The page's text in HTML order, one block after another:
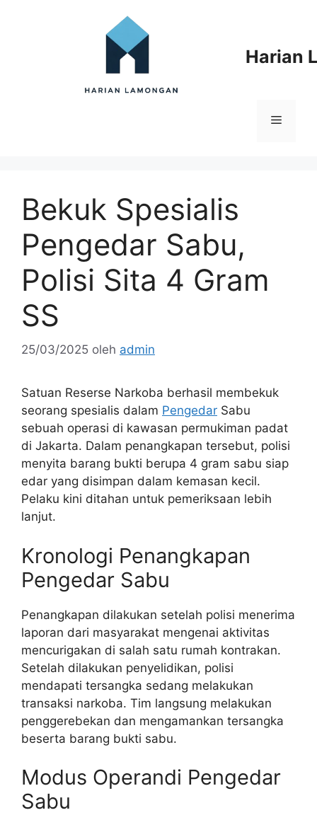
Harian
Menu
Bekuk Spesialis
Pengedar Sabu,
Polisi Sita 4 Gram
SS
25/03/2025 oleh admin
Satuan Reserse Narkoba berhasil membekuk
seorang spesialis dalam Pengedar Sabu
sebuah operasi di kawasan permukiman padat
di Jakarta. Dalam penangkapan tersebut, polisi
menyita barang bukti berupa 4 gram sabu siap
edar yang disimpan dalam kemasan kecil.
Pelaku kini ditahan untuk pemeriksaan lebih
lanjut.
Kronologi Penangkapan
Pengedar Sabu
Penangkapan dilakukan setelah polisi menerima
laporan dari masyarakat mengenai aktivitas
mencurigakan di salah satu rumah kontrakan.
Setelah dilakukan penyelidikan, polisi
mendapati tersangka sedang melakukan
transaksi narkoba. Tim langsung melakukan
penggerebekan dan mengamankan tersangka
beserta barang bukti sabu.
Modus Operandi Pengedar
Sabu